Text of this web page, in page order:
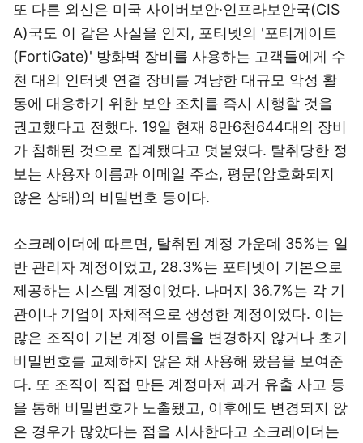
또 다른 외신은 미국 사이버보안·인프라보안국(CIS
A)국도 이 같은 사실을 인지, 포티넷의 '포티게이트
(FortiGate)' 방화벽 장비를 사용하는 고객들에게 수
천 대의 인터넷 연결 장비를 겨냥한 대규모 악성 활
동에 대응하기 위한 보안 조치를 즉시 시행할 것을
권고했다고 전했다. 19일 현재 8만6천644대의 장비
가 침해된 것으로 집계됐다고 덧붙였다. 탈취당한 정
보는 사용자 이름과 이메일 주소, 평문(암호화되지
않은 상태)의 비밀번호 등이다.
소크레이더에 따르면, 탈취된 계정 가운데 35%는 일
반 관리자 계정이었고, 28.3%는 포티넷이 기본으로
제공하는 시스템 계정이었다. 나머지 36.7%는 각 기
관이나 기업이 자체적으로 생성한 계정이었다. 이는
많은 조직이 기본 계정 이름을 변경하지 않거나 초기
비밀번호를 교체하지 않은 채 사용해 왔음을 보여준
다. 또 조직이 직접 만든 계정마저 과거 유출 사고 등
을 통해 비밀번호가 노출됐고, 이후에도 변경되지 않
은 경우가 많았다는 점을 시사한다고 소크레이더는